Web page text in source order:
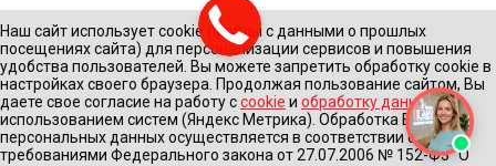
Наш сайт использует cookie (файлы с данными о прошлых
посещениях сайта) для персонализации сервисов и повышения
удобства пользователей. Вы можете запретить обработку cookie в
настройках своего браузера. Продолжая пользование сайтом, Вы
даете свое согласие на работу сcookie и обработку данныхс
использованием систем (Яндекс Метрика). Обработка Ваших
персональных данных осуществляется в соответствии с
требованиями Федерального закона от 27.07.2006 № 152-Ф3 "О